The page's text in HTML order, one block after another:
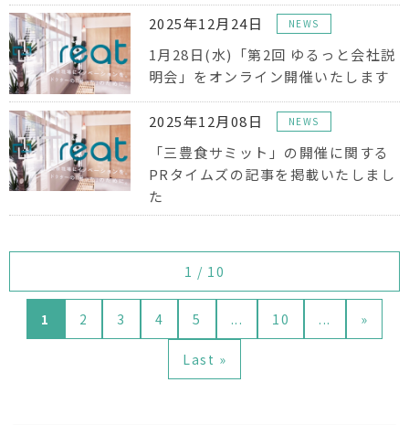
2025年12月24日 NEWS
1月28日(水)「第2回 ゆるっと会社説
明会」をオンライン開催いたします
2025年12月08日 NEWS
「三豊食サミット」の開催に関する
PRタイムズの記事を掲載いたしまし
た
1 / 10
1 2 3 4 5 ... 10 ... »
Last »